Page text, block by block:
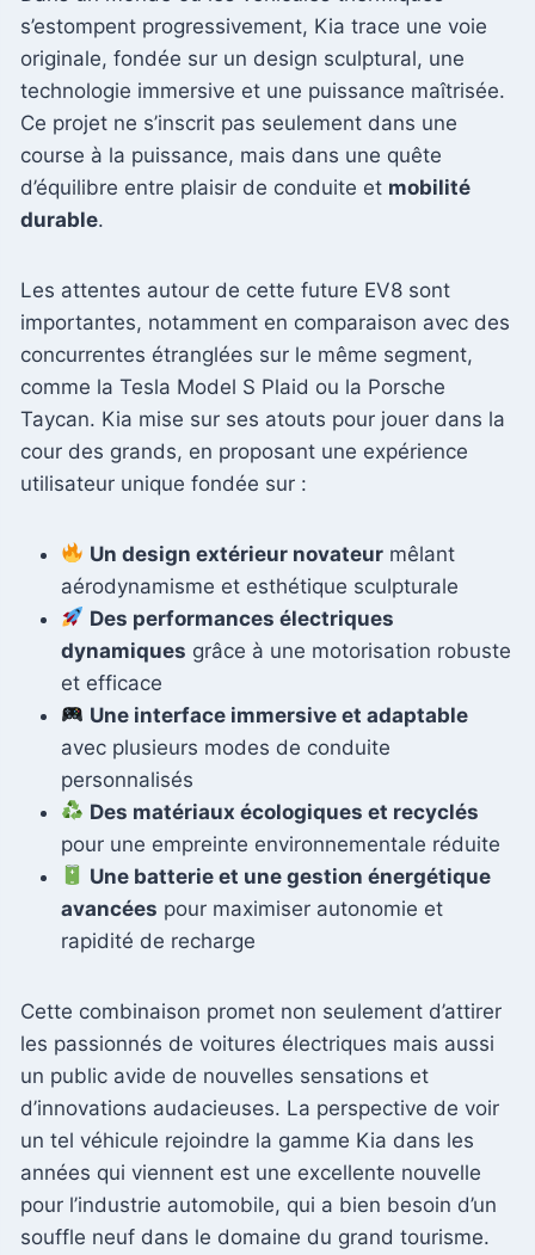
s’estompent progressivement, Kia trace une voie
originale, fondée sur un design sculptural, une
technologie immersive et une puissance maîtrisée.
Ce projet ne s’inscrit pas seulement dans une
course à la puissance, mais dans une quête
d’équilibre entre plaisir de conduite et mobilité
durable.
Les attentes autour de cette future EV8 sont
importantes, notamment en comparaison avec des
concurrentes étranglées sur le même segment,
comme la Tesla Model S Plaid ou la Porsche
Taycan. Kia mise sur ses atouts pour jouer dans la
cour des grands, en proposant une expérience
utilisateur unique fondée sur :
Un design extérieur novateur mêlant
aérodynamisme et esthétique sculpturale
Des performances électriques
dynamiques grâce à une motorisation robuste
et efficace
Une interface immersive et adaptable
avec plusieurs modes de conduite
personnalisés
Des matériaux écologiques et recyclés
pour une empreinte environnementale réduite
Une batterie et une gestion énergétique
avancées pour maximiser autonomie et
rapidité de recharge
Cette combinaison promet non seulement d’attirer
les passionnés de voitures électriques mais aussi
un public avide de nouvelles sensations et
d’innovations audacieuses. La perspective de voir
un tel véhicule rejoindre la gamme Kia dans les
années qui viennent est une excellente nouvelle
pour l’industrie automobile, qui a bien besoin d’un
souffle neuf dans le domaine du grand tourisme.